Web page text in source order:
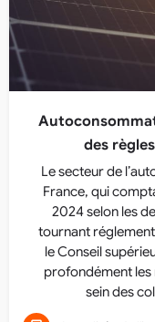
des
Le secteur de
France, qui
2024 selon les
tournant
le Conseil
profondément les
sein des